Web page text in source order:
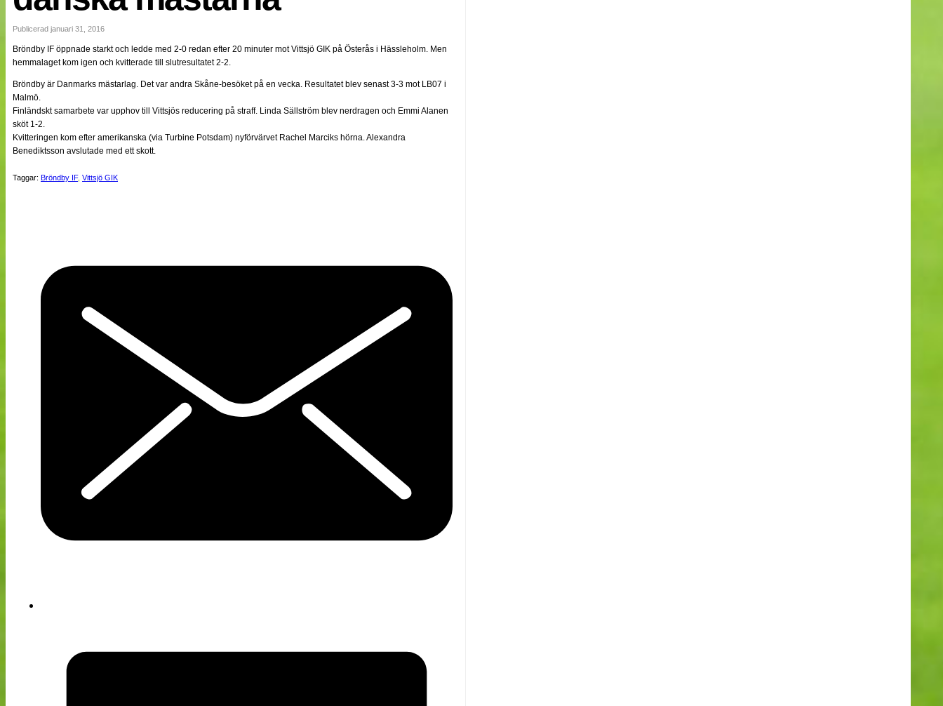
NÄTverket
Nyheter
Bloggar
Webb-TV
Cuper
Medlemsbilder
Till klubbkassan
NÄTverket
Publicerad januari 31, 2016
Bröndby IF öppnade starkt och ledde med 2-0 redan efter 20 minuter mot Vittsjö GIK på Österås i Hässleholm. Men
hemmalaget kom igen och kvitterade till slutresultatet 2-2.
Bröndby är Danmarks mästarlag. Det var andra Skåne-besöket på en vecka. Resultatet blev senast 3-3 mot LB07 i
Malmö.
Finländskt samarbete var upphov till Vittsjös reducering på straff. Linda Sällström blev nerdragen och Emmi Alanen
sköt 1-2.
Kvitteringen kom efter amerikanska (via Turbine Potsdam) nyförvärvet Rachel Marciks hörna. Alexandra
Benediktsson avslutade med ett skott.
Taggar: Bröndby IF, Vittsjö GIK